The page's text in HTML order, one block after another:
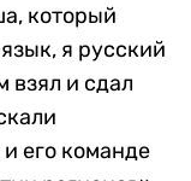
который
я русский
взял и сдал
его команде